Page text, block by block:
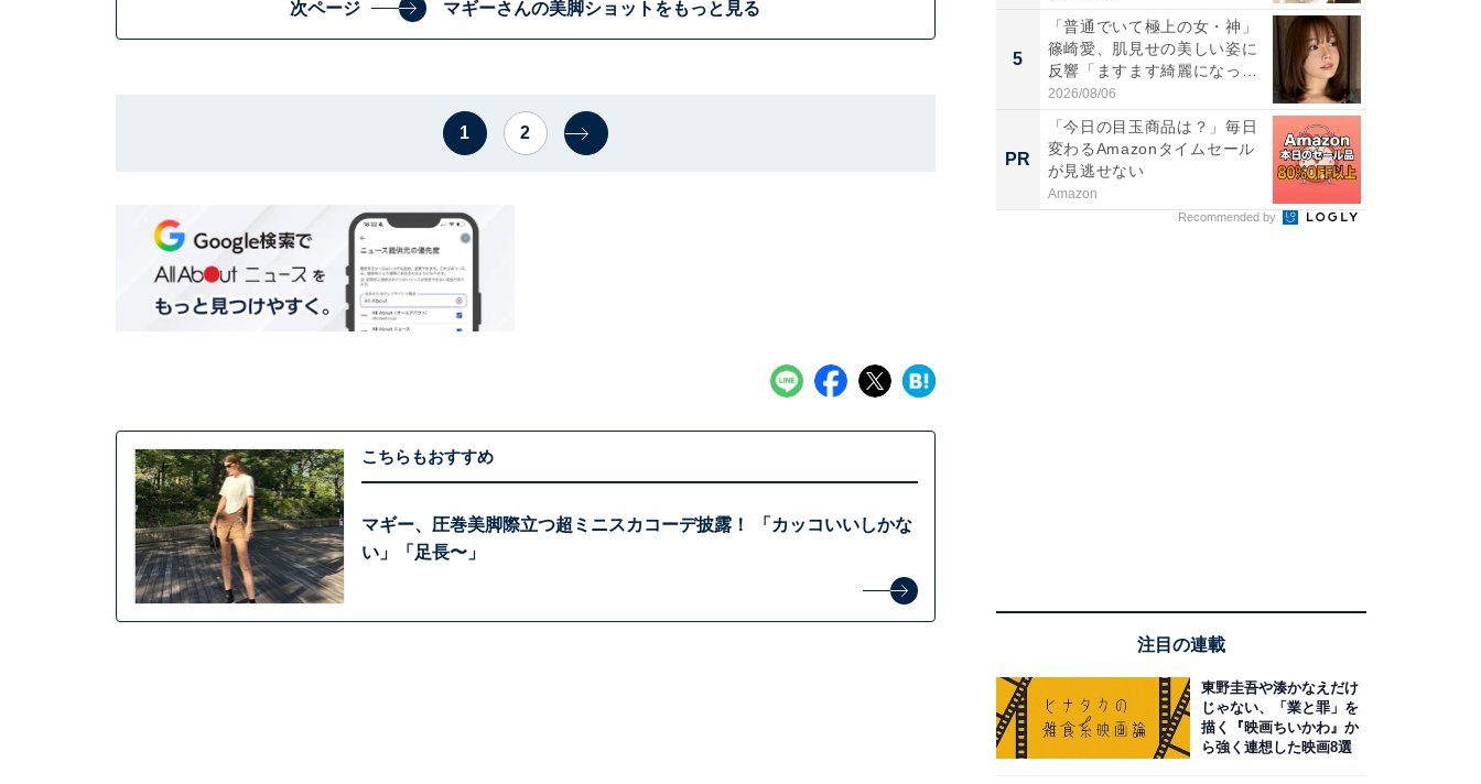
次ページ マギーさんの美脚ショットをもっと見る
1 2
こちらもおすすめ
マギー、圧巻美脚際立つ超ミニスカコーデ披露！ 「カッコいいしかな
い」「足長〜」
5
「普通でいて極上の女・神」
篠崎愛、肌見せの美しい姿に
反響「ますます綺麗になって
い...
2026/08/06
PR
「今日の目玉商品は？」毎日
変わるAmazonタイムセール
が見逃せない
Amazon
Recommended by
注目の連載
東野圭吾や湊かなえだけ
じゃない、「業と罪」を
描く『映画ちいかわ』か
ら強く連想した映画8選